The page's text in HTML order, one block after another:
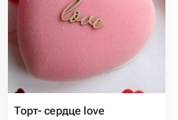
Торт- сердце love